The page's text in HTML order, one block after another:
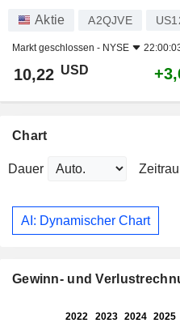
Aktie A2QJVE
Markt geschlossen - NYSE
10,22 USD
Chart
Dauer
AI: Dynamischer Chart
Gewinn- und